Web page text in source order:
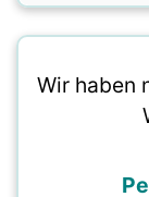
Wir haben